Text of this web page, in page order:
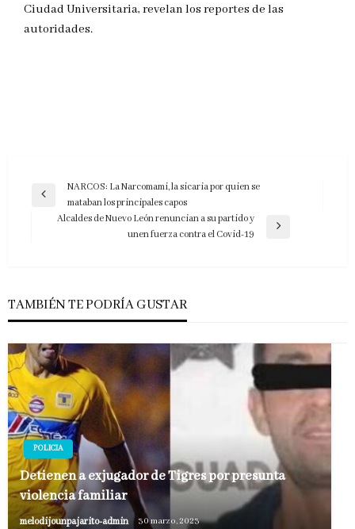
Ciudad Universitaria, revelan los reportes de las
autoridades.
Navegación
anterior
NARCOS: La Narcomami, la sicaria por quien se
mataban los principales capos
Alcaldes de Nuevo León renuncian a su partido y
unen fuerza contra el Covid-19
TAMBIÉN TE PODRÍA GUSTAR
POLICIA
Detienen a exjugador de Tigres por presunta
violencia familiar
melodijounpajarito-admin 30 marzo, 2023